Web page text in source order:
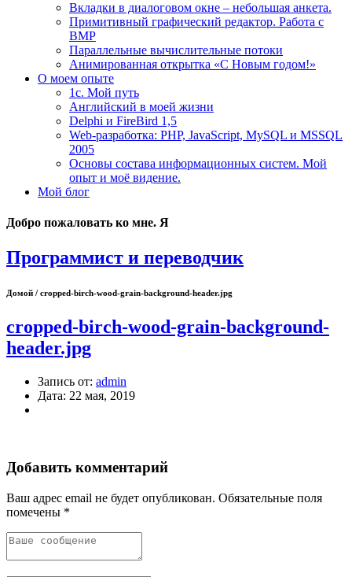
Вкладки в диалоговом окне – небольшая анкета.
Примитивный графический редактор. Работа с
BMP
Параллельные вычислительные потоки
Анимированная открытка «С Новым годом!»
О моем опыте
1с. Мой путь
Английский в моей жизни
Delphi и FireBird 1,5
Web-разработка: PHP, JavaScript, MySQL и MSSQL
2005
Основы состава информационных систем. Мой
опыт и моё видение.
Мой блог
Добро пожаловать ко мне. Я
Программист и переводчик
Домой / cropped-birch-wood-grain-background-header.jpg
cropped-birch-wood-grain-background-
header.jpg
Запись от: admin
Дата: 22 мая, 2019
Добавить комментарий
Ваш адрес email не будет опубликован. Обязательные поля
помечены *